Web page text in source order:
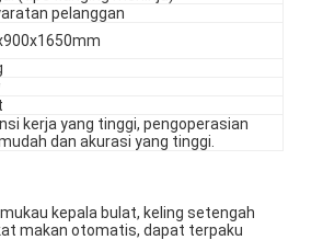
pelanggan
kerja yang tinggi, pengoperasian
dan akurasi yang tinggi.
kepala bulat, keling setengah
makan otomatis, dapat terpaku